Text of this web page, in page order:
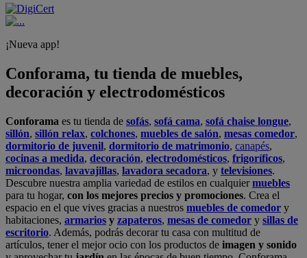
¡Nueva app!
Conforama, tu tienda de muebles,
decoración y electrodomésticos
Conforama es tu tienda de sofás, sofá cama, sofá chaise longue,
sillón, sillón relax, colchones, muebles de salón, mesas comedor,
dormitorio de juvenil, dormitorio de matrimonio, canapés,
cocinas a medida, decoración, electrodomésticos, frigoríficos,
microondas, lavavajillas, lavadora secadora, y televisiones.
Descubre nuestra amplia variedad de estilos en cualquiermuebles
para tu hogar, con los mejores precios y promociones. Crea el
espacio en el que vives gracias a nuestros muebles de comedor y
habitaciones, armarios y zapateros, mesas de comedor y sillas de
escritorio. Además, podrás decorar tu casa con multitud de
artículos, tener el mejor ocio con los productos de imagen y sonido